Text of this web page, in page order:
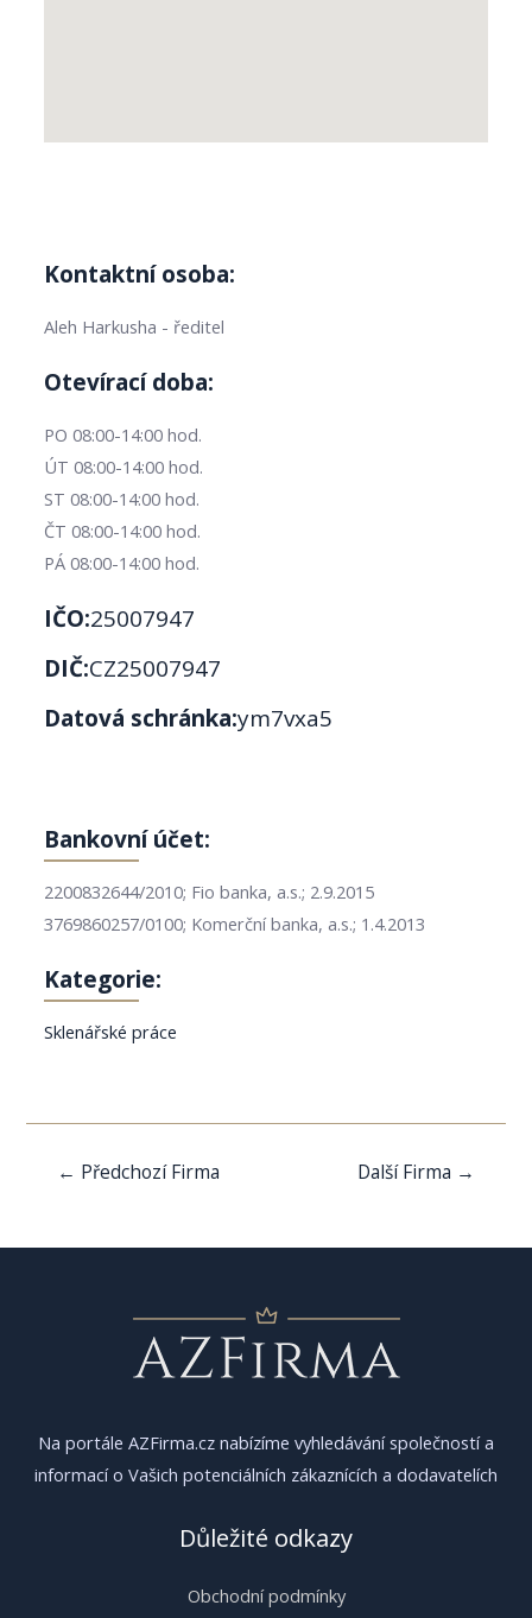
Kontaktní osoba:
Aleh Harkusha - ředitel
Otevírací doba:
PO 08:00-14:00 hod.
ÚT 08:00-14:00 hod.
ST 08:00-14:00 hod.
ČT 08:00-14:00 hod.
PÁ 08:00-14:00 hod.
IČO:25007947
DIČ:CZ25007947
Datová schránka:ym7vxa5
Bankovní účet:
2200832644/2010; Fio banka, a.s.; 2.9.2015
3769860257/0100; Komerční banka, a.s.; 1.4.2013
Kategorie:
Sklenářské práce
Navigace
← Předchozí Firma Další Firma →
Na portále AZFirma.cz nabízíme vyhledávání společností a
informací o Vašich potenciálních zákaznících a dodavatelích
Důležité odkazy
Obchodní podmínky